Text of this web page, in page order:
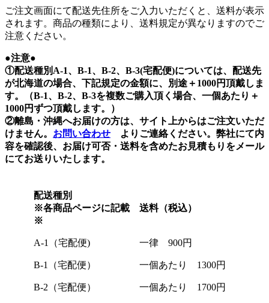
ご注文画面にて配送先住所をご入力いただくと、送料が表示
されます。商品の種類により、送料規定が異なりますのでご
注意ください。
●注意●
①配送種別A-1、B-1、B-2、B-3(宅配便)については、配送先
が北海道の場合、下記規定の金額に、別途＋1000円頂戴しま
す。（B-1、B-2、B-3を複数ご購入頂く場合、一個あたり＋
1000円ずつ頂戴します。）
②離島・沖縄へお届けの方は、サイト上からはご注文いただ
けません。 お問い合わせ よりご連絡ください。弊社にて内
容を確認後、お届け可否・送料を含めたお見積もりをメール
にてお送りいたします。
配送種別
※各商品ページに記載
※
送料（税込）
A-1（宅配便) 一律 900円
B-1（宅配便） 一個あたり 1300円
B-2（宅配便） 一個あたり 1700円